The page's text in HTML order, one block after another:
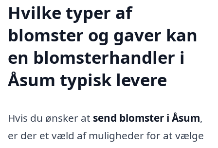
Hvilke typer af
blomster og gaver kan
en blomsterhandler i
Åsum typisk levere
Hvis du ønsker at send blomster i Åsum,
er der et væld af muligheder for at vælge